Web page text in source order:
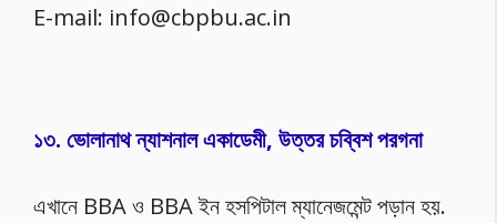
E-mail: info@cbpbu.ac.in
১৩. ভোলানাথ ন্যাশনাল একাডেমী, উত্তর চব্বিশ পরগনা
এখানে BBA ও BBA ইন হসপিটাল ম্যানেজমেন্ট পড়ান হয়.